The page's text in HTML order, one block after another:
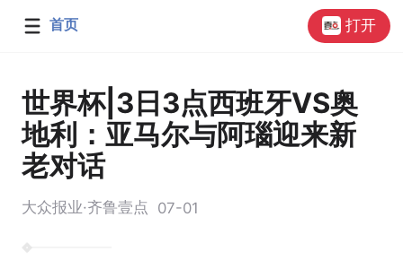
首页 打开
世界杯|3日3点西班牙VS奥
地利：亚马尔与阿瑙迎来新
老对话
大众报业·齐鲁壹点 07-01